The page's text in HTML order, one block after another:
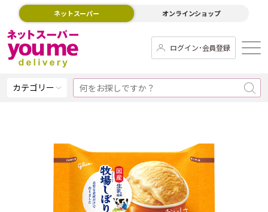
ネットスーパー オンラインショップ
ログイン･会員登録
カテゴリー